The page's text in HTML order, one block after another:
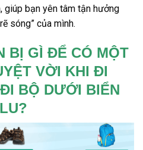
giúp bạn yên tâm tận hưởng
sóng” của mình.
BỊ GÌ ĐỂ CÓ MỘT
VỜI KHI ĐI
BỘ DƯỚI BIỂN